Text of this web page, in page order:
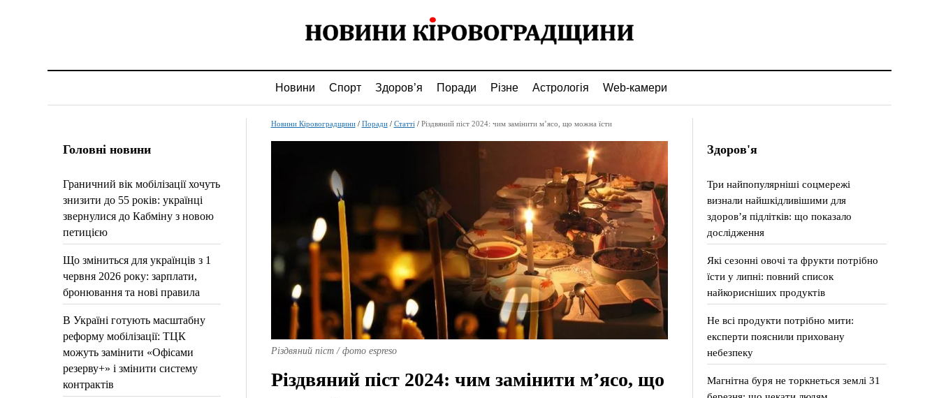
Новини Спорт Здоров’я Поради Різне Астрологія Web-камери
Головні новини
Граничний вік мобілізації хочуть
знизити до 55 років: українці
звернулися до Кабміну з новою
петицією
Що зміниться для українців з 1
червня 2026 року: зарплати,
бронювання та нові правила
В Україні готують масштабну
реформу мобілізації: ТЦК
можуть замінити «Офісами
резерву+» і змінити систему
контрактів
Новини Кіровоградщини/ Поради/ Статті / Різдвяний піст 2024: чим замінити м’ясо, що можна їсти
Різдвяний піст / фото espreso
Різдвяний піст 2024: чим замінити м’ясо, що
Здоров'я
Три найпопулярніші соцмережі
визнали найшкідливішими для
здоров’я підлітків: що показало
дослідження
Які сезонні овочі та фрукти потрібно
їсти у липні: повний список
найкорисніших продуктів
Не всі продукти потрібно мити:
експерти пояснили приховану
небезпеку
Магнітна буря не торкнеться землі 31